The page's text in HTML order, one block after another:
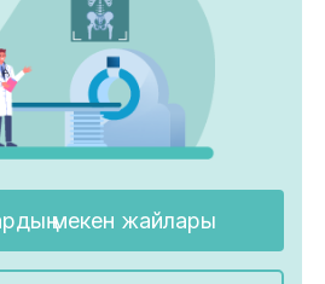
мекен жайлары